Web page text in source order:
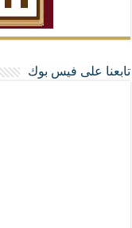
تابعنا على فيس بوك